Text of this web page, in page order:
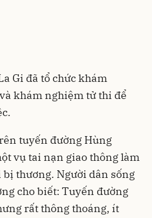
Gi đã tổ chức khám
khám nghiệm tử thi để
tuyến đường Hùng
vụ tai nạn giao thông làm
thương. Người dân sống
cho biết: Tuyến đường
rất thông thoáng, ít